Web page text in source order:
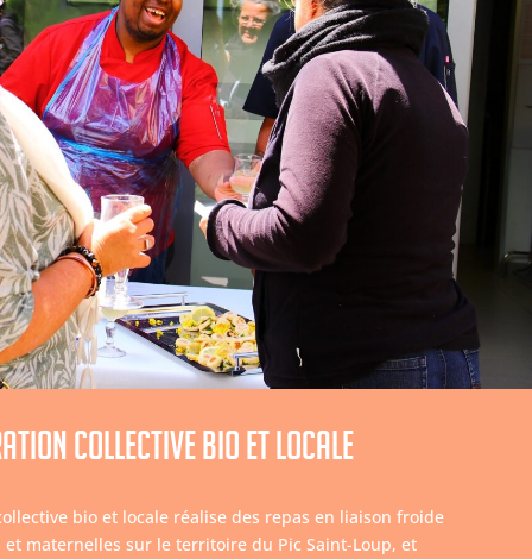
collective bio et locale
bio et locale réalise des repas en liaison froide
maternelles sur le territoire du Pic Saint-Loup, et